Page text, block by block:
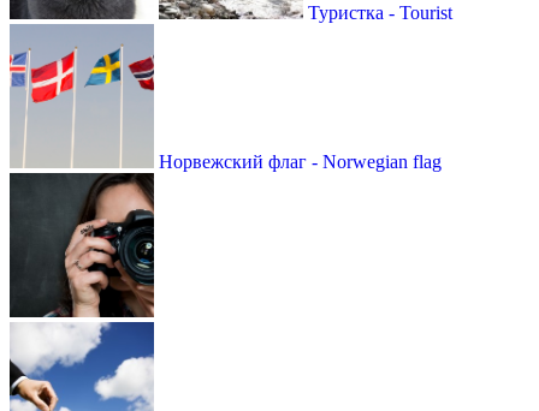
Туристка - Tourist
Норвежский флаг - Norwegian flag